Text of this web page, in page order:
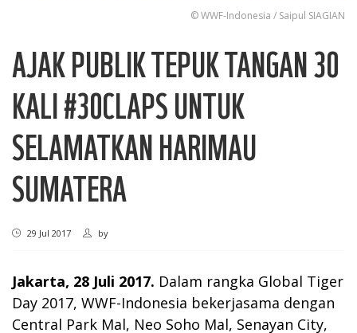
© WWF-Indonesia / Saipul SIAGIAN
AJAK PUBLIK TEPUK TANGAN 30
KALI #30CLAPS UNTUK
SELAMATKAN HARIMAU
SUMATERA
29 Jul 2017 by
Jakarta, 28 Juli 2017. Dalam rangka Global Tiger
Day 2017, WWF-Indonesia bekerjasama dengan
Central Park Mal, Neo Soho Mal, Senayan City,